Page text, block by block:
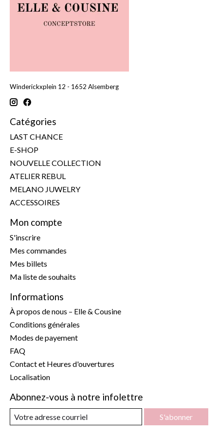
Winderickxplein 12 - 1652 Alsemberg
Catégories
LAST CHANCE
E-SHOP
NOUVELLE COLLECTION
ATELIER REBUL
MELANO JUWELRY
ACCESSOIRES
Mon compte
S'inscrire
Mes commandes
Mes billets
Ma liste de souhaits
Informations
À propos de nous – Elle & Cousine
Conditions générales
Modes de payement
FAQ
Contact et Heures d'ouvertures
Localisation
Abonnez-vous à notre infolettre
S'abonner